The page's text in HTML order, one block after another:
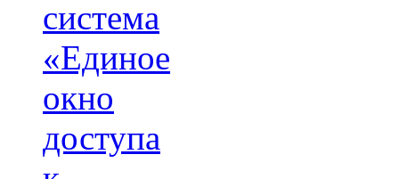
система
«Единое
окно
доступа